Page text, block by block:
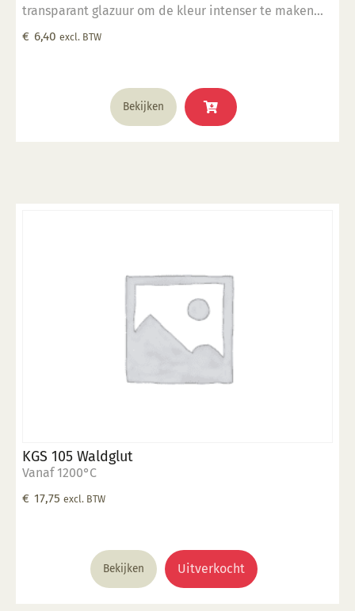
transparant glazuur om de kleur intenser te maken
Geschikt voor gebruiksgoed mits er een transparant
€ 6,40 excl. BTW
Bekijken
KGS 105 Waldglut
Vanaf 1200°C
€ 17,75 excl. BTW
Bekijken Uitverkocht